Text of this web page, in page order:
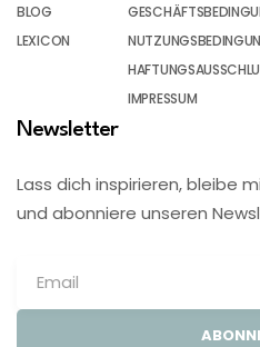
BLOG
LEXICON
IMPRESSUM
Newsletter
Lass dich inspirieren, bleibe
und abonniere unseren